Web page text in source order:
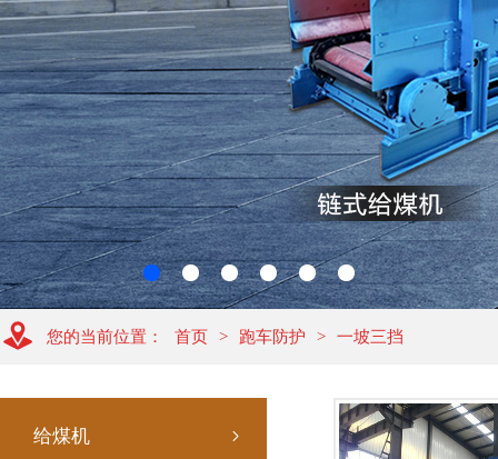
您的当前位置： 首页 > 跑车防护 > 一坡三挡
给煤机